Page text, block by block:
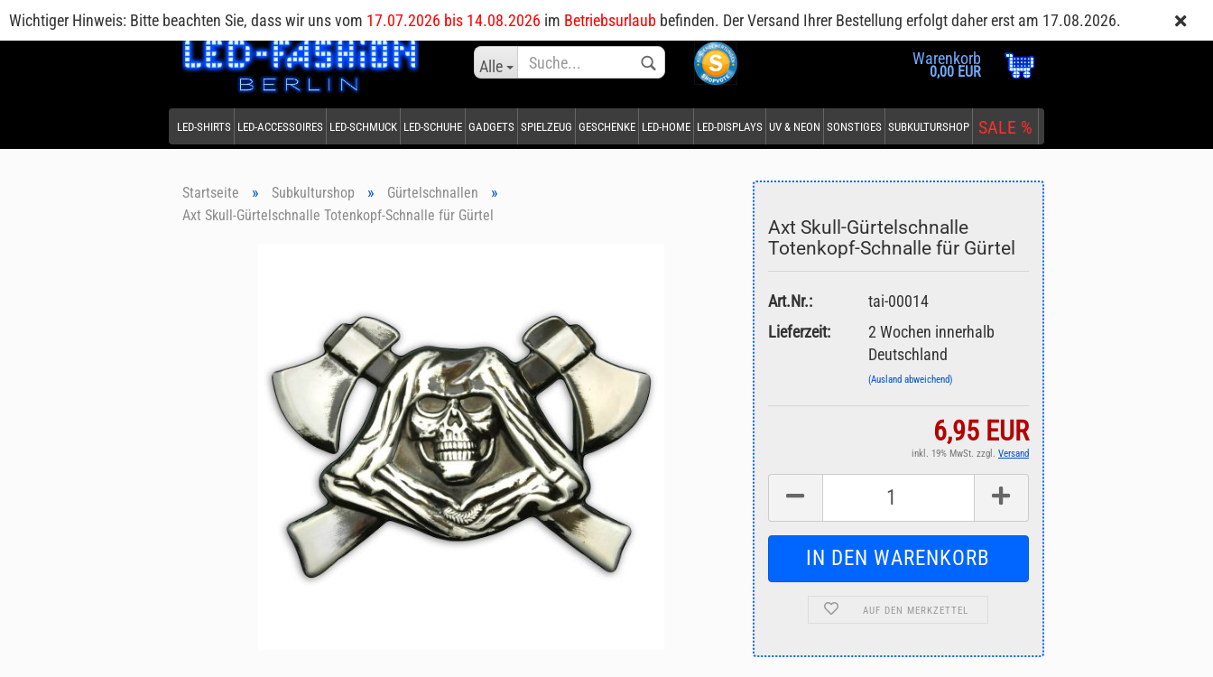
DE
Sprache auswählen
Lieferland
Kundenlogin
Passwort vergessen?
Merkzettel
Alle Warenkorb
0,00 EUR
Wichtiger Hinweis: Bitte beachten Sie, dass wir uns vom 17.07.2026 bis 14.08.2026 im Betriebsurlaub befinden. Der Versand Ihrer Bestellung erfolgt daher erst am 17.08.2026.
LED-SHIRTS LED-ACCESSOIRES LED-SCHMUCK LED-SCHUHE GADGETS SPIELZEUG GESCHENKE LED-HOME LED-DISPLAYS UV & NEON SONSTIGES SUBKULTURSHOP SALE %
Startseite » Subkulturshop » Gürtelschnallen »
Axt Skull-Gürtelschnalle Totenkopf-Schnalle für Gürtel
Axt Skull-Gürtelschnalle
Totenkopf-Schnalle für Gürtel
Art.Nr.:
tai-00014
Lieferzeit:
2 Wochen innerhalb
Deutschland
(Ausland abweichend)
6,95 EUR
inkl. 19% MwSt. zzgl. Versand
AUF DEN MERKZETTEL